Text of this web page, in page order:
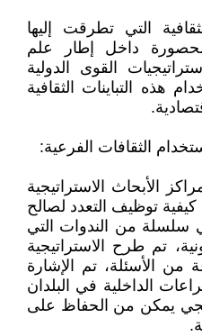
التي تطرقت إليها
محصورة داخل إطار علم
القوى الدولية
هذه التباينات الثقافية
الثقافات الفرعية:
الأبحاث الاستراتيجية
توظيف التعدد لصالح
سلسلة من الندوات التي
تم طرح الاستراتيجية
من الأسئلة، تم الإشارة
الداخلية في البلدان
يمكن من الحفاظ على